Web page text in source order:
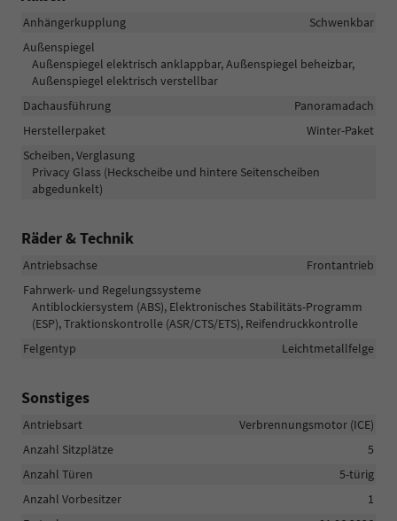
Anhängerkupplung
Schwenkbar
Außenspiegel
Außenspiegel elektrisch anklappbar, Außenspiegel beheizbar,
Außenspiegel elektrisch verstellbar
Dachausführung
Panoramadach
Herstellerpaket
Winter-Paket
Scheiben, Verglasung
Privacy Glass (Heckscheibe und hintere Seitenscheiben
abgedunkelt)
Räder & Technik
Antriebsachse
Frontantrieb
Fahrwerk- und Regelungssysteme
Antiblockiersystem (ABS), Elektronisches Stabilitäts-Programm
(ESP), Traktionskontrolle (ASR/CTS/ETS), Reifendruckkontrolle
Felgentyp
Leichtmetallfelge
Sonstiges
Antriebsart
Verbrennungsmotor (ICE)
Anzahl Sitzplätze
5
Anzahl Türen
5-türig
Anzahl Vorbesitzer
1